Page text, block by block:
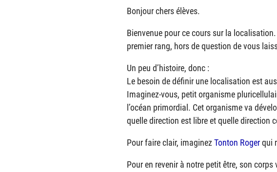
Bonjour chers élèves.
Bienvenue pour ce cours sur la
premier rang, hors de question de vous
Un peu d’histoire, donc :
Le besoin de définir une localisation est
Imaginez-vous, petit organisme
l’océan primordial. Cet organisme va
quelle direction est libre et quelle direction
Pour faire clair, imaginezTonton Rogerqui
Pour en revenir à notre petit être, son